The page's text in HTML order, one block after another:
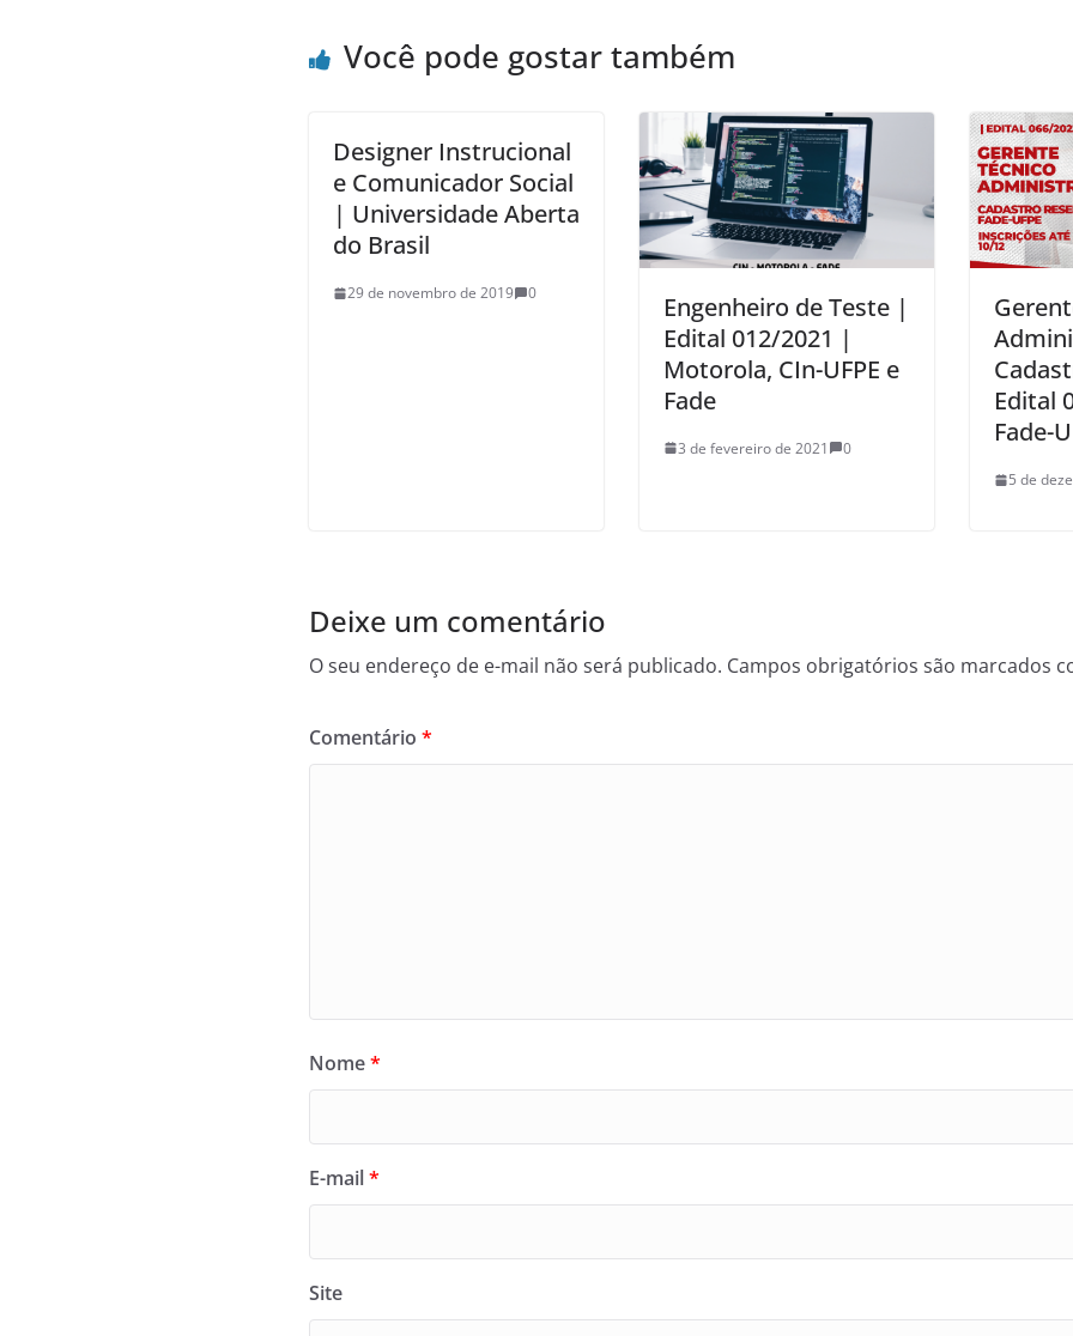
Você pode gostar também
Designer Instrucional
e Comunicador Social
| Universidade Aberta
do Brasil
29 de novembro de 2019 0
Engenheiro de Teste |
Edital 012/2021 |
Motorola, CIn-UFPE e
Fade
3 de fevereiro de 2021 0
Edital
Fade-
5 de
Deixe um comentário
O seu endereço de e-mail não será publicado. Campos obrigatórios são marcados
Comentário *
Nome*
E-mail*
Site